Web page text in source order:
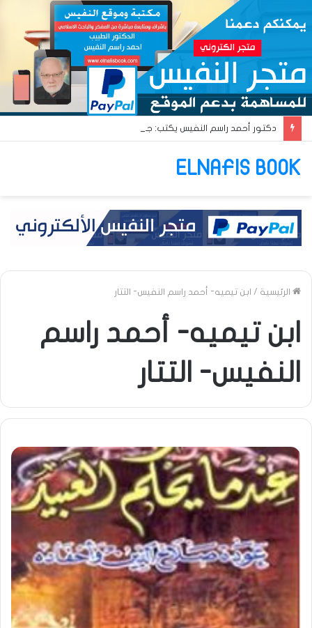
ELNAFIS BOOK
الرئيسية / ابن تيميه- أحمد راسم النفيس- التتار
ابن تيميه- أحمد راسم
النفيس- التتار